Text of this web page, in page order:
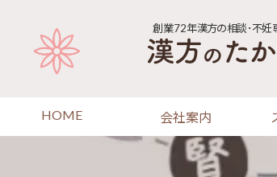
創業72年漢方の相談･不妊
HOME 会社案内